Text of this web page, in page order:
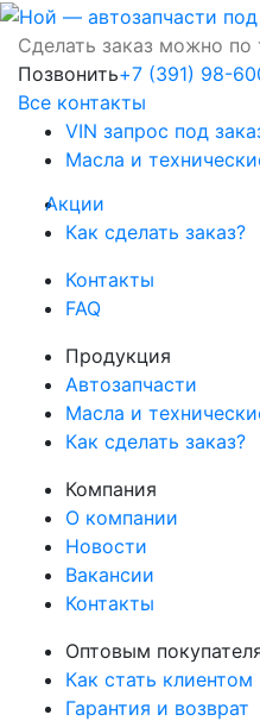
Сделать заказ можно по
Позвонить+7 (391) 98-
Все контакты
VIN запрос под
Масла и
Акции
Как сделать заказ?
Контакты
FAQ
Продукция
Автозапчасти
Масла и
Как сделать заказ?
Компания
О компании
Новости
Вакансии
Контакты
Оптовым
Как стать клиентом
Гарантия и возврат